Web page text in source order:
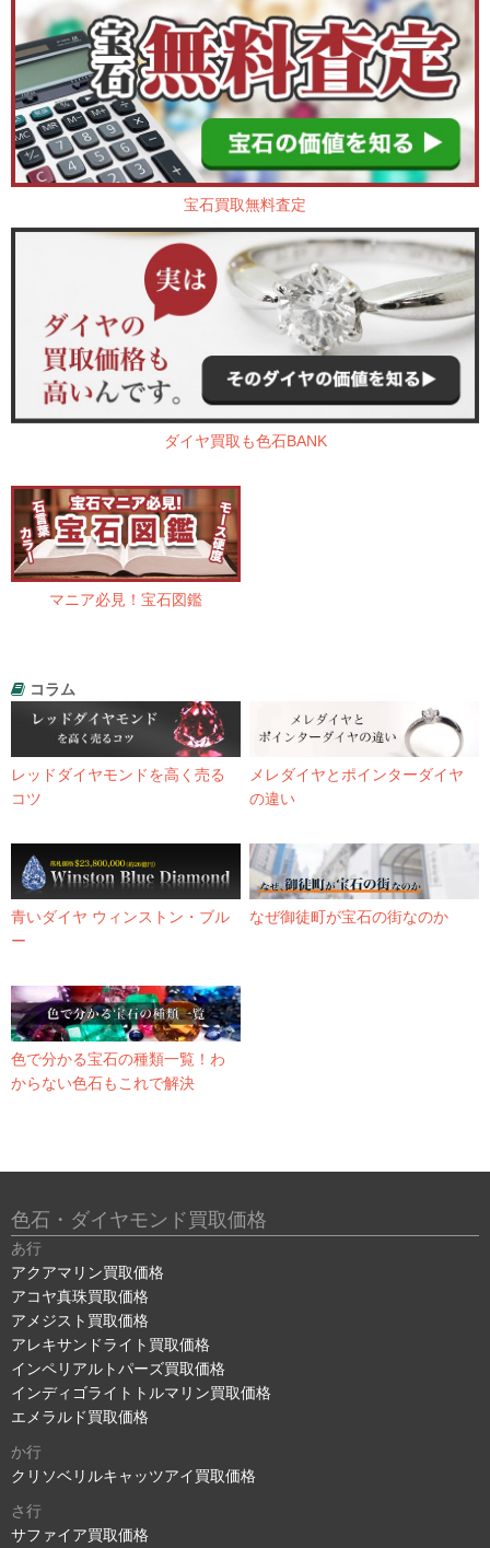
宝石買取無料査定
ダイヤ買取も色石BANK
マニア必見！宝石図鑑
コラム
レッドダイヤモンドを高く売る
コツ
メレダイヤとポインターダイヤ
の違い
青いダイヤ ウィンストン・ブル
ー
なぜ御徒町が宝石の街なのか
色で分かる宝石の種類一覧！わ
からない色石もこれで解決
色石・ダイヤモンド買取価格
あ行
アクアマリン買取価格
アコヤ真珠買取価格
アメジスト買取価格
アレキサンドライト買取価格
インペリアルトパーズ買取価格
インディゴライトトルマリン買取価格
エメラルド買取価格
か行
クリソベリルキャッツアイ買取価格
さ行
サファイア買取価格